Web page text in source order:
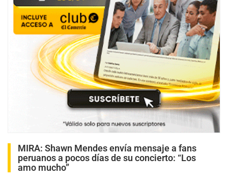
MIRA: Shawn Mendes envía mensaje a fans
peruanos a pocos días de su concierto: “Los
amo mucho”